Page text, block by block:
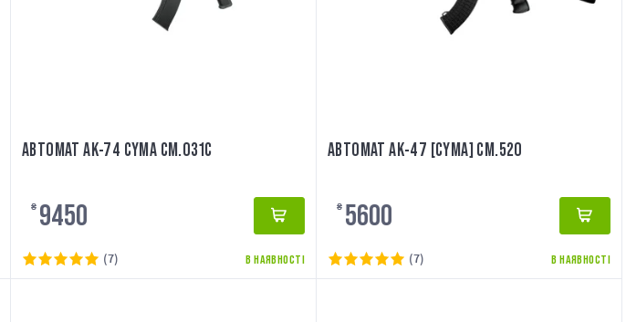
АВТОМАТ АК-74 CYMA CM.031C
₴ 9450
В НАЯВНОСТІ
(7)
АВТОМАТ АК-47 [CYMA] CM.520
₴ 5600
В НАЯВНОСТІ
(7)